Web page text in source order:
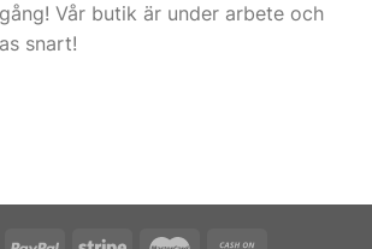
Vår butik är under arbete och
snart!